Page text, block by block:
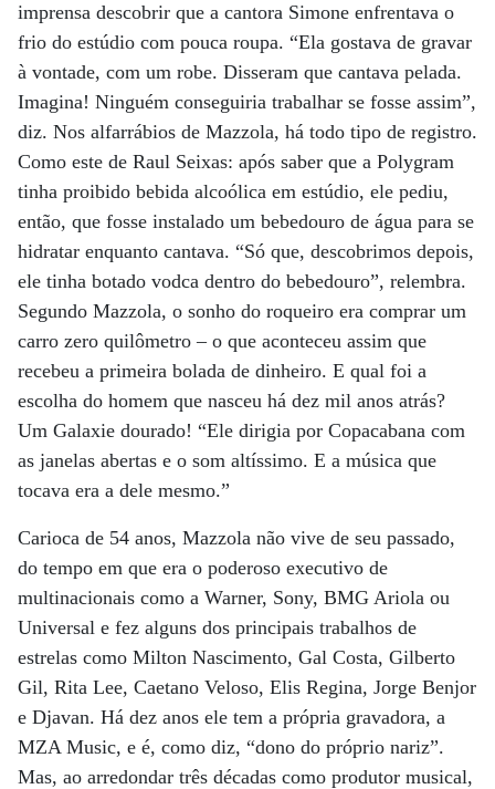
imprensa descobrir que a cantora Simone enfrentava o
frio do estúdio com pouca roupa. “Ela gostava de gravar
à vontade, com um robe. Disseram que cantava pelada.
Imagina! Ninguém conseguiria trabalhar se fosse assim”,
diz. Nos alfarrábios de Mazzola, há todo tipo de registro.
Como este de Raul Seixas: após saber que a Polygram
tinha proibido bebida alcoólica em estúdio, ele pediu,
então, que fosse instalado um bebedouro de água para se
hidratar enquanto cantava. “Só que, descobrimos depois,
ele tinha botado vodca dentro do bebedouro”, relembra.
Segundo Mazzola, o sonho do roqueiro era comprar um
carro zero quilômetro – o que aconteceu assim que
recebeu a primeira bolada de dinheiro. E qual foi a
escolha do homem que nasceu há dez mil anos atrás?
Um Galaxie dourado! “Ele dirigia por Copacabana com
as janelas abertas e o som altíssimo. E a música que
tocava era a dele mesmo.”
Carioca de 54 anos, Mazzola não vive de seu passado,
do tempo em que era o poderoso executivo de
multinacionais como a Warner, Sony, BMG Ariola ou
Universal e fez alguns dos principais trabalhos de
estrelas como Milton Nascimento, Gal Costa, Gilberto
Gil, Rita Lee, Caetano Veloso, Elis Regina, Jorge Benjor
e Djavan. Há dez anos ele tem a própria gravadora, a
MZA Music, e é, como diz, “dono do próprio nariz”.
Mas, ao arredondar três décadas como produtor musical,